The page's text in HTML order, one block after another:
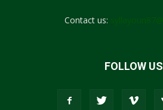
Contact us:
FOLLOW US